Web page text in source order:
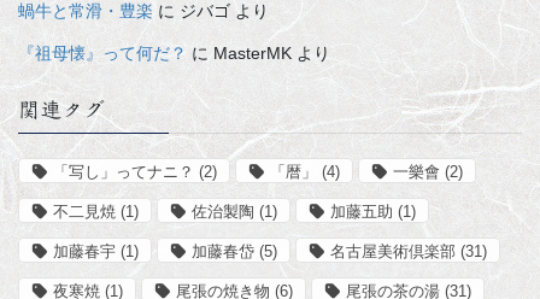
蝸牛と常滑・豊楽 に ジバゴ より
『祖母懐』って何だ？ に MasterMK より
関連タグ
「写し」ってナニ？ (2) 「暦」 (4) 一樂會 (2)
不二見焼 (1) 佐治製陶 (1) 加藤五助 (1)
加藤春宇 (1) 加藤春岱 (5) 名古屋美術倶楽部 (31)
夜寒焼 (1) 尾張の焼き物 (6) 尾張の茶の湯 (31)